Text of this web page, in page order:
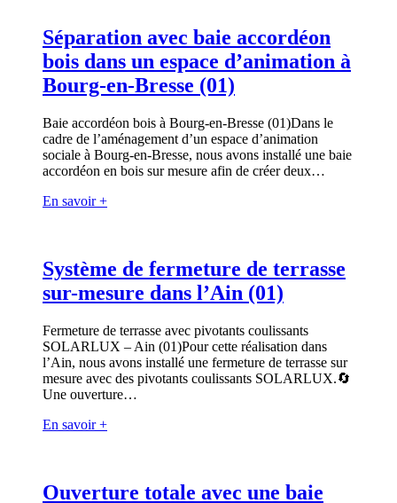
Séparation avec baie accordéon
bois dans un espace d’animation à
Bourg-en-Bresse (01)
Baie accordéon bois à Bourg-en-Bresse (01)Dans le
cadre de l’aménagement d’un espace d’animation
sociale à Bourg-en-Bresse, nous avons installé une baie
accordéon en bois sur mesure afin de créer deux…
En savoir +
Système de fermeture de terrasse
sur-mesure dans l’Ain (01)
Fermeture de terrasse avec pivotants coulissants
SOLARLUX – Ain (01)Pour cette réalisation dans
l’Ain, nous avons installé une fermeture de terrasse sur
mesure avec des pivotants coulissants SOLARLUX.🔄
Une ouverture…
En savoir +
Ouverture totale avec une baie